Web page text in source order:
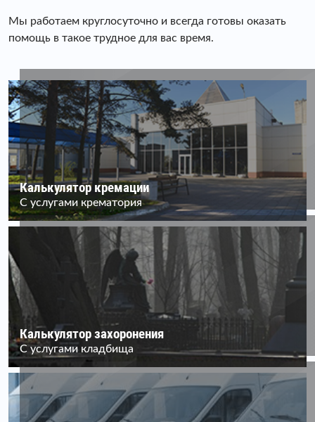
Мы работаем круглосуточно и всегда готовы оказать
помощь в такое трудное для вас время.
Калькулятор кремации
С услугами крематория
Калькулятор захоронения
С услугами кладбища